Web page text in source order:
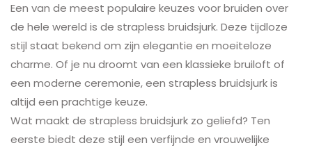
Een van de meest populaire keuzes voor bruiden over
de hele wereld is de strapless bruidsjurk. Deze tijdloze
stijl staat bekend om zijn elegantie en moeiteloze
charme. Of je nu droomt van een klassieke bruiloft of
een moderne ceremonie, een strapless bruidsjurk is
altijd een prachtige keuze.
Wat maakt de strapless bruidsjurk zo geliefd? Ten
eerste biedt deze stijl een verfijnde en vrouwelijke